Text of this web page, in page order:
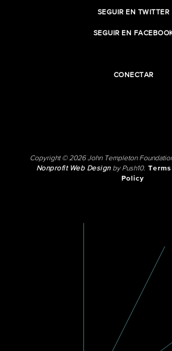
SEGUIR EN TWITTER
SEGUIR EN
CONECTAR
Copyright © 2026 John Templeton
Nonprofit Web Designby Push10.
Policy